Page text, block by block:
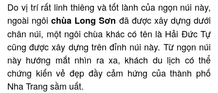
Do vị trí rất linh thiêng và tốt lành của ngọn núi này,
ngoài ngôichùa Long Sơn đã được xây dựng dưới
chân núi, một ngôi chùa khác có tên là Hải Đức Tự
cũng được xây dựng trên đỉnh núi này. Từ ngọn núi
này hướng mắt nhìn ra xa, khách du lịch có thể
chứng kiến ​​vẻ đẹp đầy cảm hứng của thành phố
Nha Trang sầm uất.